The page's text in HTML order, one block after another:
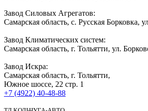
Завод Силовых Агрегатов:
Самарская область, с. Русская Борковка,
Завод Климатических систем:
Самарская область, г. Тольятти, ул.
Завод Искра:
Самарская область, г. Тольятти,
Южное шоссе, 22 стр. 1
+7 (4922) 40-48-88